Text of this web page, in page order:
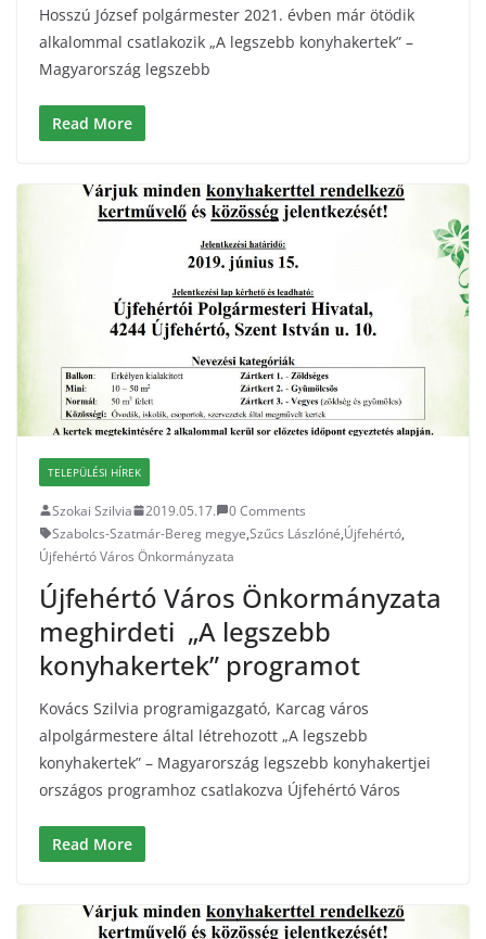
Hosszú József polgármester 2021. évben már ötödik
alkalommal csatlakozik „A legszebb konyhakertek” –
Magyarország legszebb
Read More
TELEPÜLÉSI HÍREK
Szokai Szilvia 2019.05.17.
0 Comments
Szabolcs-Szatmár-Bereg megye,Szűcs Lászlóné,Újfehértó,
Újfehértó Város Önkormányzata
Újfehértó Város Önkormányzata
meghirdeti „A legszebb
konyhakertek” programot
Kovács Szilvia programigazgató, Karcag város
alpolgármestere által létrehozott „A legszebb
konyhakertek” – Magyarország legszebb konyhakertjei
országos programhoz csatlakozva Újfehértó Város
Read More